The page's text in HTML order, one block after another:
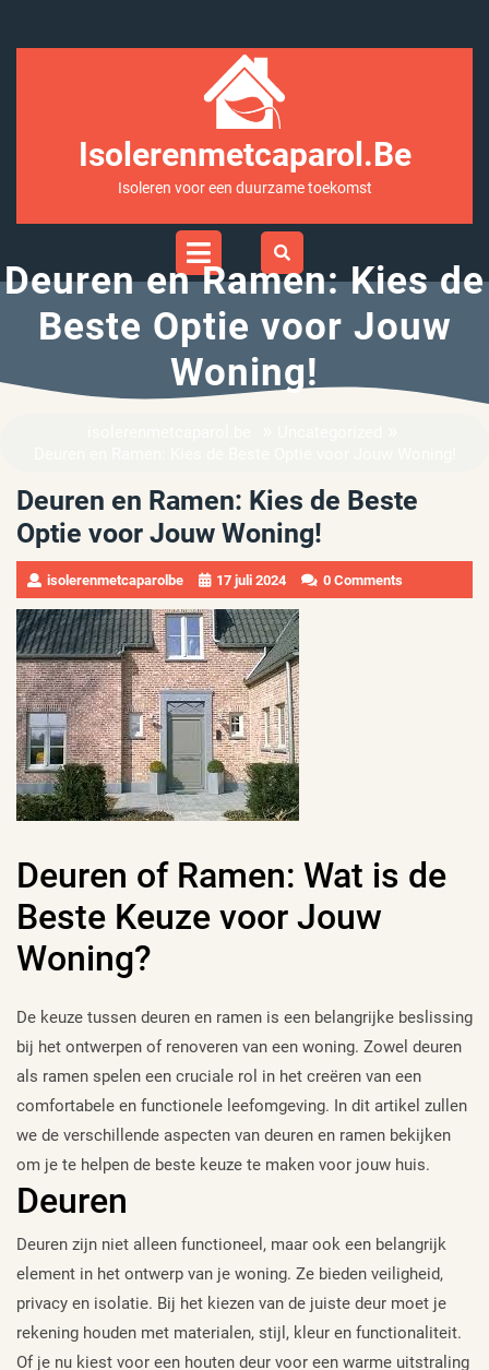
Isolerenmetcaparol.be
Isoleren voor een duurzame toekomst
Open
Deuren en Ramen: Kies de
Beste Optie voor Jouw
Woning!
Deuren en Ramen: Kies de Beste
Optie voor Jouw Woning!
isolerenmetcaparolbe 17 juli 2024 0 Comments
Deuren of Ramen: Wat is de
Beste Keuze voor Jouw
Woning?
De keuze tussen deuren en ramen is een belangrijke beslissing
bij het ontwerpen of renoveren van een woning. Zowel deuren
als ramen spelen een cruciale rol in het creëren van een
comfortabele en functionele leefomgeving. In dit artikel zullen
we de verschillende aspecten van deuren en ramen bekijken
om je te helpen de beste keuze te maken voor jouw huis.
Deuren
Deuren zijn niet alleen functioneel, maar ook een belangrijk
element in het ontwerp van je woning. Ze bieden veiligheid,
privacy en isolatie. Bij het kiezen van de juiste deur moet je
rekening houden met materialen, stijl, kleur en functionaliteit.
Of je nu kiest voor een houten deur voor een warme uitstraling